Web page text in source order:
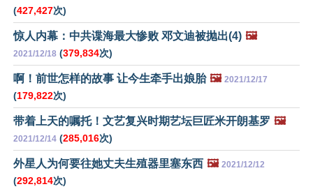
(427,427次)
惊人内幕：中共谍海最大惨败 邓文迪被抛出(4) 🖼️
2021/12/18 (379,834次)
啊！前世怎样的故事 让今生牵手出娘胎 🖼️ 2021/12/17
(179,822次)
带着上天的嘱托！文艺复兴时期艺坛巨匠米开朗基罗 🖼️
2021/12/14 (285,016次)
外星人为何要往她丈夫生殖器里塞东西 🖼️ 2021/12/12
(292,814次)